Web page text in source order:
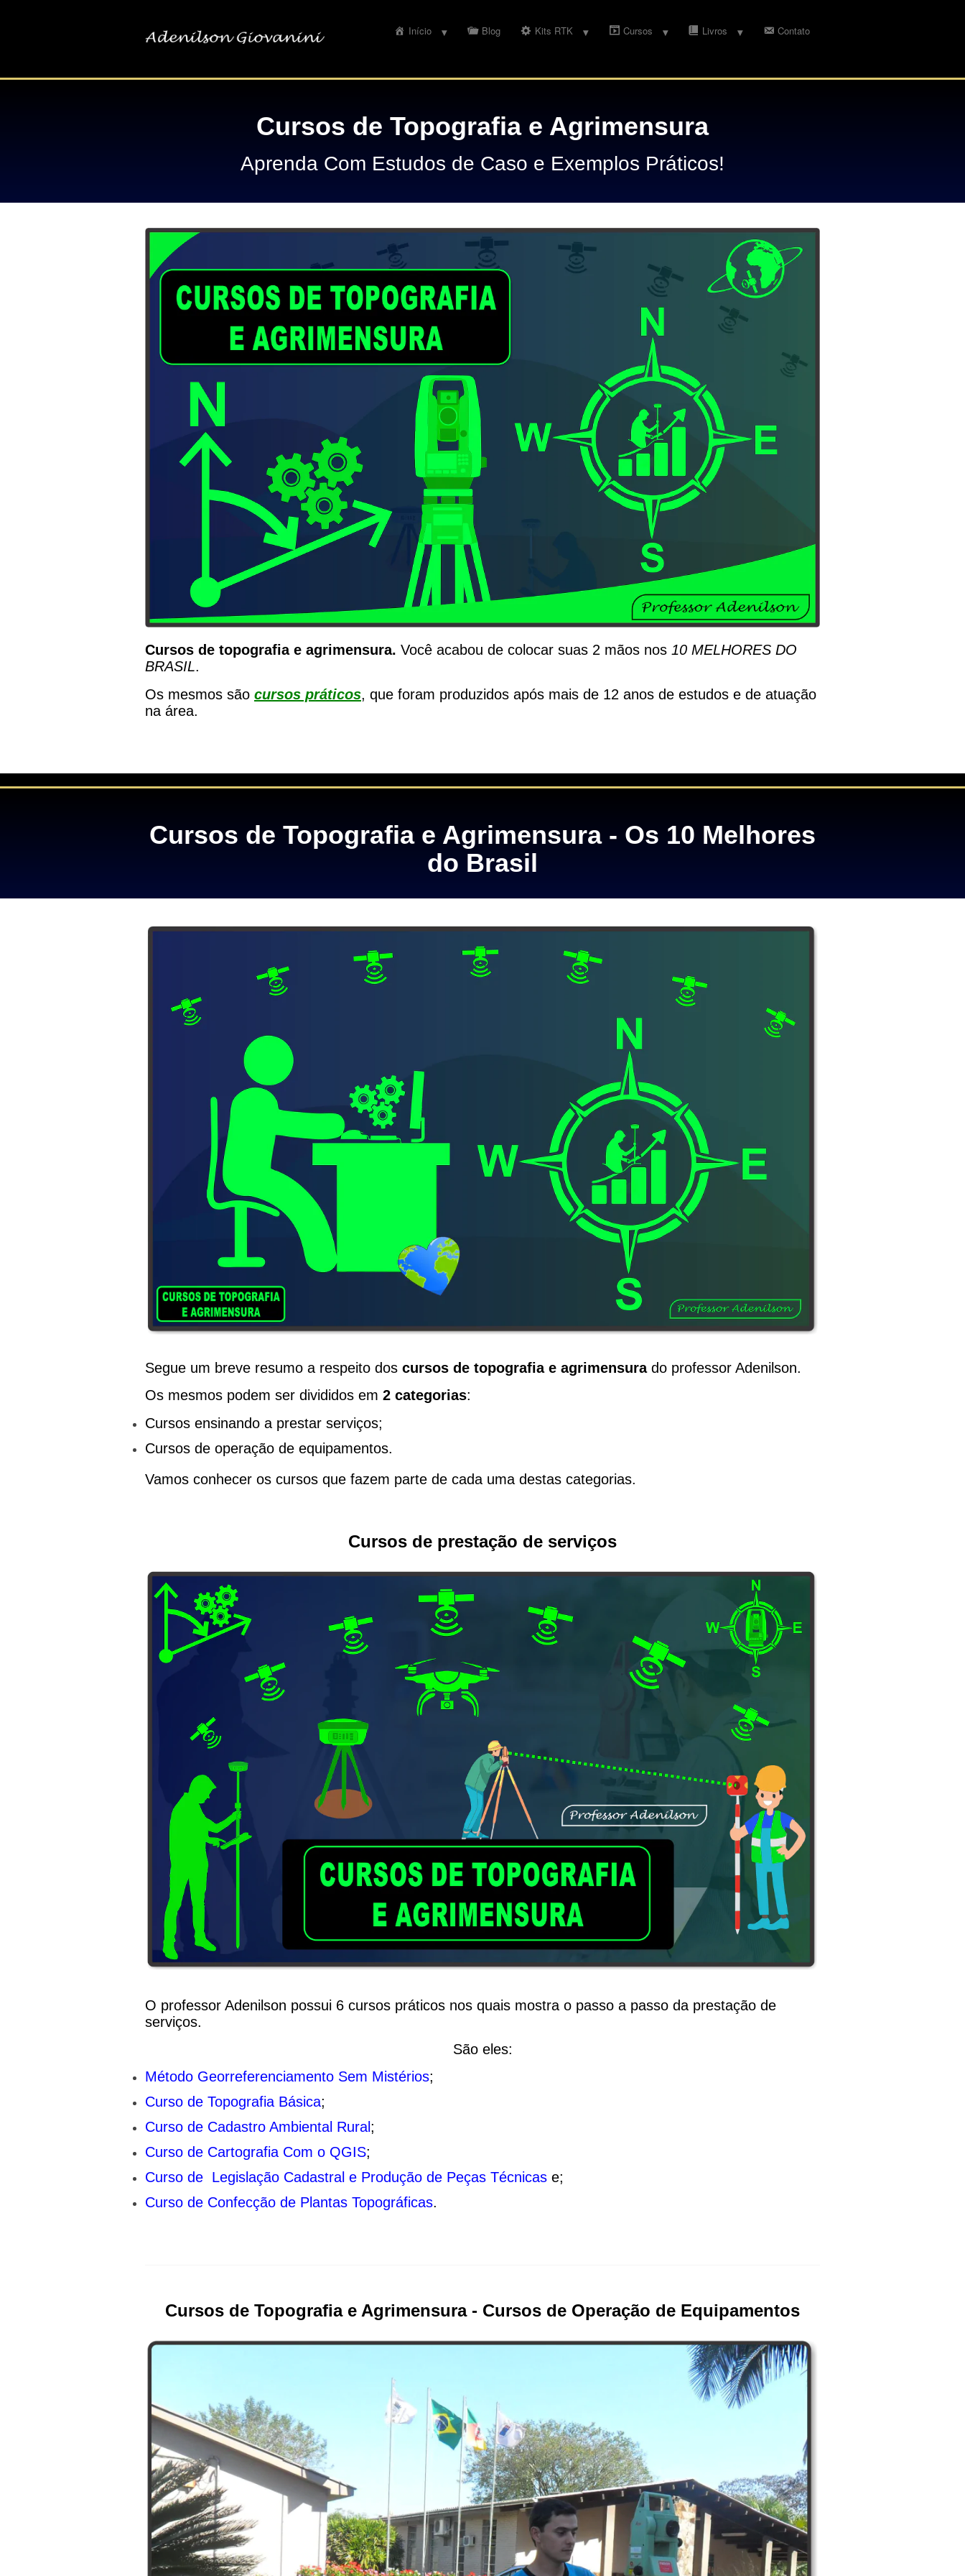
Início Blog Kits RTK Cursos Livros Contato
Cursos de Topografia e Agrimensura
Aprenda Com Estudos de Caso e Exemplos Práticos!
Cursos de topografia e agrimensura. Você acabou de colocar suas 2 mãos nos 10 MELHORES DO
BRASIL.
Os mesmos são cursos práticos, que foram produzidos após mais de 12 anos de estudos e de atuação
na área.
Cursos de Topografia e Agrimensura - Os 10 Melhores
do Brasil
Segue um breve resumo a respeito dos cursos de topografia e agrimensurado professor Adenilson.
Os mesmos podem ser divididos em 2 categorias:
Cursos ensinando a prestar serviços;
Cursos de operação de equipamentos.
Vamos conhecer os cursos que fazem parte de cada uma destas categorias.
Cursos de prestação de serviços
O professor Adenilson possui 6 cursos práticos nos quais mostra o passo a passo da prestação de
serviços.
São eles:
Método Georreferenciamento Sem Mistérios;
Curso de Topografia Básica;
Curso de Cadastro Ambiental Rural ;
Curso de Cartografia Com o QGIS;
Curso de Legislação Cadastral e Produção de Peças Técnicas e;
Curso de Confecção de Plantas Topográficas.
Cursos de Topografia e Agrimensura - Cursos de Operação de Equipamentos